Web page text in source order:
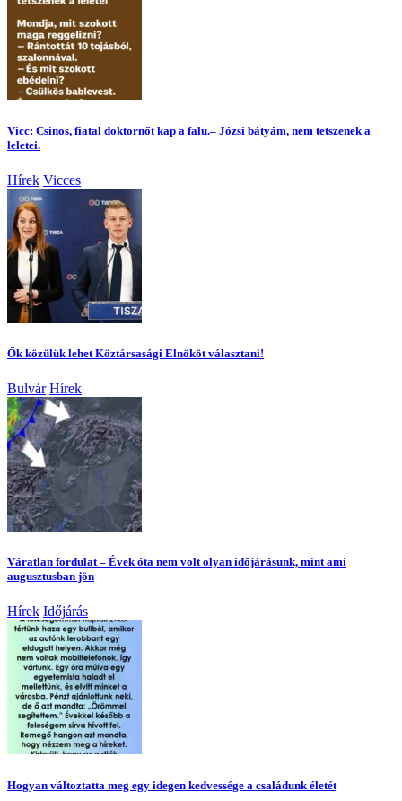
Vicc: Csinos, fiatal doktornőt kap a falu.– Józsi bátyám, nem tetszenek a
leletei.
Hírek Vicces
Ők közülük lehet Köztársasági Elnököt választani!
Bulvár Hírek
Váratlan fordulat – Évek óta nem volt olyan időjárásunk, mint ami
augusztusban jön
Hírek Időjárás
Hogyan változtatta meg egy idegen kedvessége a családunk életét